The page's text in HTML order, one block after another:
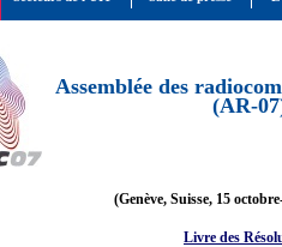
Assemblée des
(AR-
(Genève, Suisse, 15
Livre des